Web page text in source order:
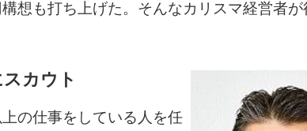
想も打ち上げた。そんなカリスマ経営者
カウト
の仕事をしている人を任